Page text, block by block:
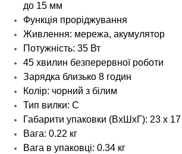
до 15 мм
Функція проріджування
Живлення: мережа, акумулятор
Потужність: 35 Вт
45 хвилин безперервної роботи
Зарядка близько 8 годин
Колір: чорний з білим
Тип вилки: C
Габарити упаковки (ВхШхГ): 23 х
Вага: 0.22 кг
Вага в упаковці: 0.34 кг